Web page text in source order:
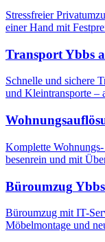
Stressfreier
einer Hand mit
TransportYbbs
Schnelle und sichere
und Kleintransporte –
Komplette
besenrein und mit
Büroumzug
Büroumzug mit IT-
Möbelmontage und